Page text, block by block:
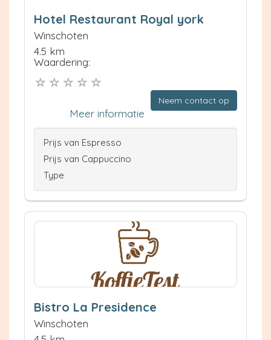
Hotel Restaurant Royal york
Winschoten
4.5 km
Waardering:
Neem contact op
Meer informatie
Prijs van Espresso
Prijs van Cappuccino
Type
Bistro La Presidence
Winschoten